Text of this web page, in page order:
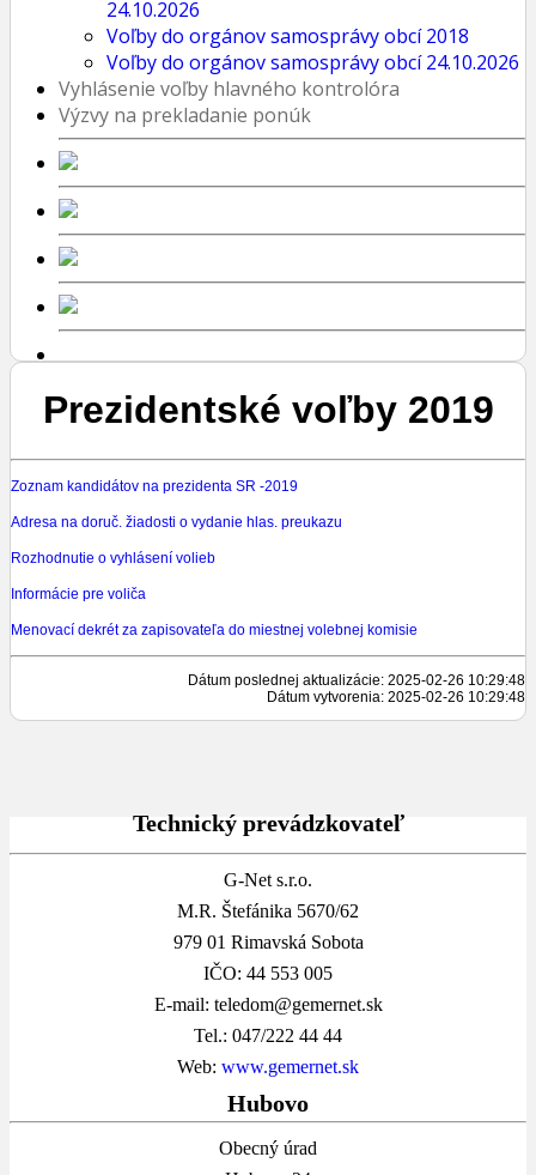
24.10.2026
Voľby do orgánov samosprávy obcí 2018
Voľby do orgánov samosprávy obcí 24.10.2026
Vyhlásenie voľby hlavného kontrolóra
Výzvy na prekladanie ponúk
Prezidentské voľby 2019
Zoznam kandidátov na prezidenta SR -2019
Adresa na doruč. žiadosti o vydanie hlas. preukazu
Rozhodnutie o vyhlásení volieb
Informácie pre voliča
Menovací dekrét za zapisovateľa do miestnej volebnej komisie
Dátum poslednej aktualizácie: 2025-02-26 10:29:48
Dátum vytvorenia: 2025-02-26 10:29:48
Technický prevádzkovateľ
G-Net s.r.o.
M.R. Štefánika 5670/62
979 01 Rimavská Sobota
IČO: 44 553 005
E-mail: teledom@gemernet.sk
Tel.: 047/222 44 44
Web: www.gemernet.sk
Hubovo
Obecný úrad